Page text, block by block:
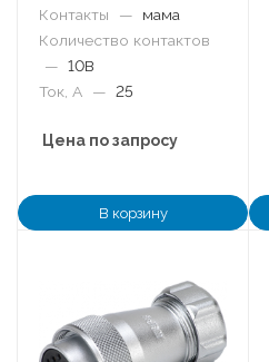
Контакты
—
мама
Количество контактов
— 10B
Ток, А
— 25
Цена по запросу
В корзину